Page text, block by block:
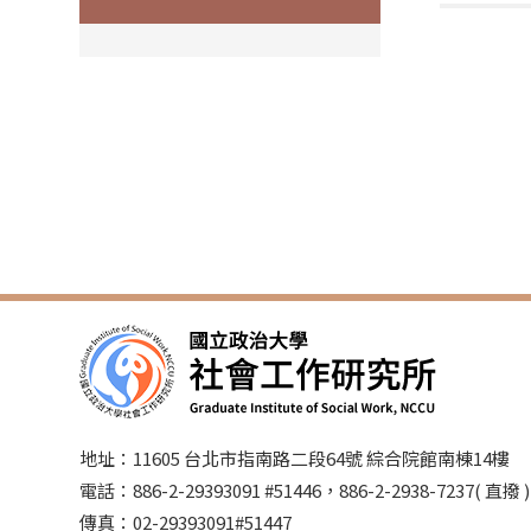
地址：11605 台北市指南路二段64號 綜合院館南棟14樓
電話：886-2-29393091 #51446，886-2-2938-7237( 直撥
傳真：02-29393091#51447